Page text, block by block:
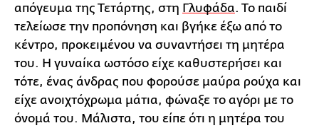
απόγευμα της Τετάρτης, στη Γλυφάδα. Το παιδί
τελείωσε την προπόνηση και βγήκε έξω από το
κέντρο, προκειμένου να συναντήσει τη μητέρα
του. Η γυναίκα ωστόσο είχε καθυστερήσει και
τότε, ένας άνδρας που φορούσε μαύρα ρούχα και
είχε ανοιχτόχρωμα μάτια, φώναξε το αγόρι με το
όνομά του. Μάλιστα, του είπε ότι η μητέρα του